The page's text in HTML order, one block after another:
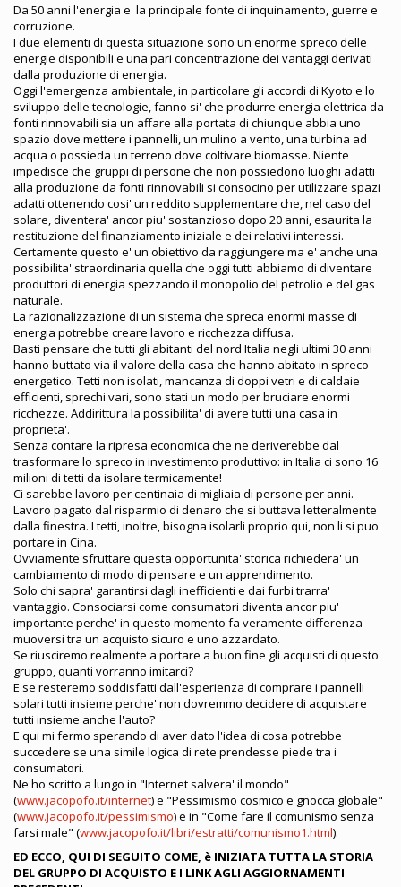
Da 50 anni l'energia e' la principale fonte di inquinamento, guerre e
corruzione.
I due elementi di questa situazione sono un enorme spreco delle
energie disponibili e una pari concentrazione dei vantaggi derivati
dalla produzione di energia.
Oggi l'emergenza ambientale, in particolare gli accordi di Kyoto e lo
sviluppo delle tecnologie, fanno si' che produrre energia elettrica da
fonti rinnovabili sia un affare alla portata di chiunque abbia uno
spazio dove mettere i pannelli, un mulino a vento, una turbina ad
acqua o possieda un terreno dove coltivare biomasse. Niente
impedisce che gruppi di persone che non possiedono luoghi adatti
alla produzione da fonti rinnovabili si consocino per utilizzare spazi
adatti ottenendo cosi' un reddito supplementare che, nel caso del
solare, diventera' ancor piu' sostanzioso dopo 20 anni, esaurita la
restituzione del finanziamento iniziale e dei relativi interessi.
Certamente questo e' un obiettivo da raggiungere ma e' anche una
possibilita' straordinaria quella che oggi tutti abbiamo di diventare
produttori di energia spezzando il monopolio del petrolio e del gas
naturale.
La razionalizzazione di un sistema che spreca enormi masse di
energia potrebbe creare lavoro e ricchezza diffusa.
Basti pensare che tutti gli abitanti del nord Italia negli ultimi 30 anni
hanno buttato via il valore della casa che hanno abitato in spreco
energetico. Tetti non isolati, mancanza di doppi vetri e di caldaie
efficienti, sprechi vari, sono stati un modo per bruciare enormi
ricchezze. Addirittura la possibilita' di avere tutti una casa in
proprieta'.
Senza contare la ripresa economica che ne deriverebbe dal
trasformare lo spreco in investimento produttivo: in Italia ci sono 16
milioni di tetti da isolare termicamente!
Ci sarebbe lavoro per centinaia di migliaia di persone per anni.
Lavoro pagato dal risparmio di denaro che si buttava letteralmente
dalla finestra. I tetti, inoltre, bisogna isolarli proprio qui, non li si puo'
portare in Cina.
Ovviamente sfruttare questa opportunita' storica richiedera' un
cambiamento di modo di pensare e un apprendimento.
Solo chi sapra' garantirsi dagli inefficienti e dai furbi trarra'
vantaggio. Consociarsi come consumatori diventa ancor piu'
importante perche' in questo momento fa veramente differenza
muoversi tra un acquisto sicuro e uno azzardato.
Se riusciremo realmente a portare a buon fine gli acquisti di questo
gruppo, quanti vorranno imitarci?
E se resteremo soddisfatti dall'esperienza di comprare i pannelli
solari tutti insieme perche' non dovremmo decidere di acquistare
tutti insieme anche l'auto?
E qui mi fermo sperando di aver dato l'idea di cosa potrebbe
succedere se una simile logica di rete prendesse piede tra i
consumatori.
Ne ho scritto a lungo in "Internet salvera' il mondo"
(www.jacopofo.it/internet) e "Pessimismo cosmico e gnocca globale"
(www.jacopofo.it/pessimismo) e in "Come fare il comunismo senza
farsi male" (www.jacopofo.it/libri/estratti/comunismo1.html).
ED ECCO, QUI DI SEGUITO COME, è INIZIATA TUTTA LA STORIA
DEL GRUPPO DI ACQUISTO E I LINK AGLI AGGIORNAMENTI